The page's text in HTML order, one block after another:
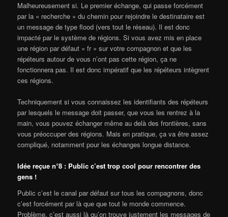
Malheureusement si. Le premier échange, qui passe forcément
par la « recherche » du chemin pour rejoindre le destinataire est
un message de type flood (vers tout le réseau). Il est donc
impacté par le système de régions. Si vous avez mis en place
une région par défaut « fr » sur votre compagnon et que les
répéteurs autour de vous n’ont pas cette région, ça ne
fonctionnera pas. Il est donc impératif que les répéteurs intègrent
ces régions.
Techniquement si vous connaissez les identifiants des répéteurs
par lesquels le message doit passer, que vous les rentrez à la
main, vous pouvez échanger même au delà des frontières, sans
vous préoccuper des régions. Mais en pratique, ça va être assez
compliqué, notamment pour les échanges longue distance.
Idée reçue n°8 : Public c’est trop cool pour rencontrer des
gens !
Public c’est le canal par défaut sur tous les compagnons, donc
c’est forcément par là que que tout le monde commence.
Problème, c’est aussi là qu’on trouve justement les messages de